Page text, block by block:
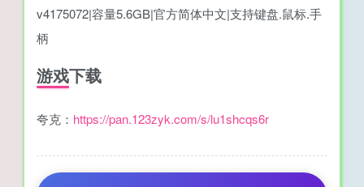
v4175072|容量5.6GB|官方简体中文|支持键盘.鼠标.手
柄
游戏下载
夸克： https://pan.123zyk.com/s/lu1shcqs6r